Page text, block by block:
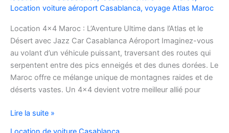
Location voiture aéroport Casablanca, voyage Atlas Maroc
Location 4×4 Maroc : L’Aventure Ultime dans l’Atlas et le
Désert avec Jazz Car Casablanca Aéroport Imaginez-vous
au volant d’un véhicule puissant, traversant des routes qui
serpentent entre des pics enneigés et des dunes dorées. Le
Maroc offre ce mélange unique de montagnes raides et de
déserts vastes. Un 4×4 devient votre meilleur allié pour
location
Lire la suite »